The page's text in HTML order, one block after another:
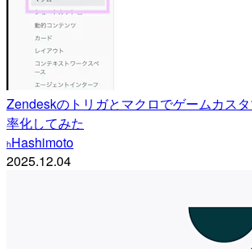
Zendeskのトリガとマクロでゲームカス
率化してみた
hHashimoto
2025.12.04